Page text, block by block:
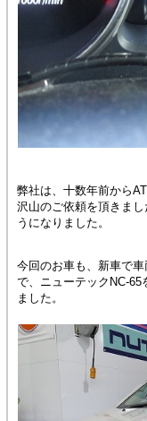
弊社は、十数年前から
沢山のご依頼を頂きま
うになりました。
今回のお車も、新車で
で、ニューテックNC-65
ました。